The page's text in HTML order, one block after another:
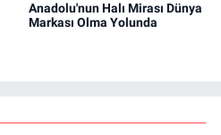
Anadolu'nun Halı Mirası Dünya
Markası Olma Yolunda